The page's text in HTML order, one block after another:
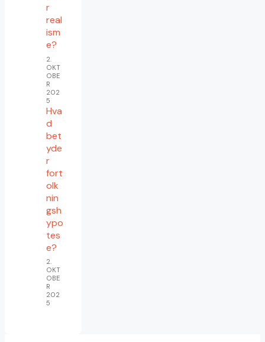
r
real
ism
e?
2.
OKT
OBE
R
202
5
Hva
d
bet
yde
r
fort
olk
nin
gsh
ypo
tes
e?
2.
OKT
OBE
R
202
5